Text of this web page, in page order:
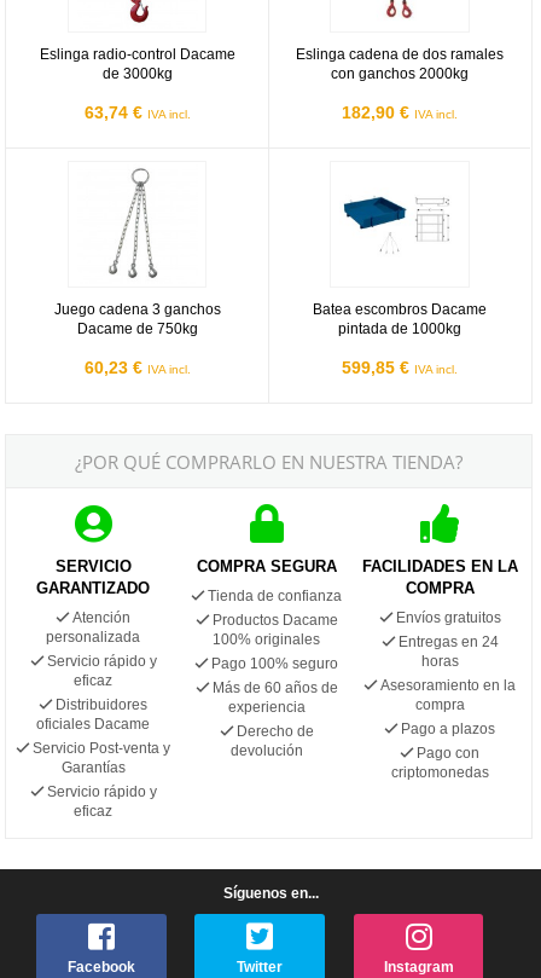
Eslinga radio-control Dacame
de 3000kg
63,74 € IVA incl.
Eslinga cadena de dos ramales
con ganchos 2000kg
182,90 € IVA incl.
Juego cadena 3 ganchos
Dacame de 750kg
60,23 € IVA incl.
Batea escombros Dacame
pintada de 1000kg
599,85 € IVA incl.
¿POR QUÉ COMPRARLO EN NUESTRA TIENDA?
SERVICIO
GARANTIZADO
Atención
personalizada
Servicio rápido y
eficaz
Distribuidores
oficiales Dacame
Servicio Post-venta y
Garantías
Servicio rápido y
eficaz
COMPRA SEGURA
Tienda de confianza
Productos Dacame
100% originales
Pago 100% seguro
Más de 60 años de
experiencia
Derecho de
devolución
FACILIDADES EN LA
COMPRA
Envíos gratuitos
Entregas en 24
horas
Asesoramiento en la
compra
Pago a plazos
Pago con
criptomonedas
Síguenos en...
Facebook Twitter Instagram